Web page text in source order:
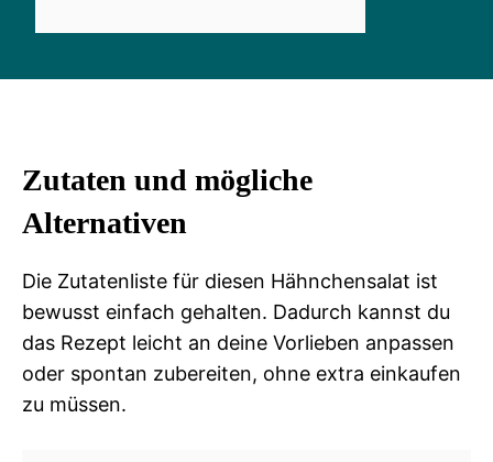
Zutaten und mögliche
Alternativen
Die Zutatenliste für diesen Hähnchensalat ist
bewusst einfach gehalten. Dadurch kannst du
das Rezept leicht an deine Vorlieben anpassen
oder spontan zubereiten, ohne extra einkaufen
zu müssen.